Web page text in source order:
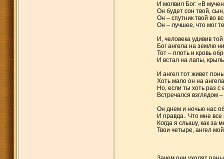
И молвил Бог: «В
Он будет сон твой,
Он – спутник твой во
Он – лучшее, что мог
И, человека удивив
Бог ангела на землю
Тот – плоть и кровь
И встал на лапы,
И ангел тот живет
Хоть мало он на
Но, если ты хоть раз с
Встречался взглядом
Он днем и ночью нас
И правда.. Что мне все
Когда я слышу, как за
Твои четыре, ангел